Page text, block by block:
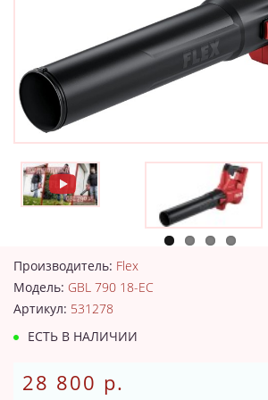
Производитель: Flex
Модель: GBL 790 18-EC
Артикул: 531278
ЕСТЬ В НАЛИЧИИ
28 800 р.